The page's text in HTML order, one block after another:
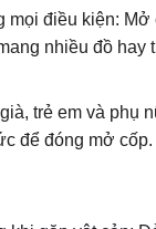
trẻ em và phụ
để đóng mở cốp.
vật xung quanh.